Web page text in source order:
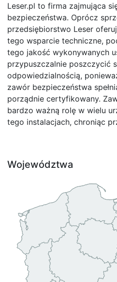
Leser.pl to firma zajmująca
bezpieczeństwa. Oprócz
przedsiębiorstwo Leser
tego wsparcie techniczne,
tego jakość wykonywanych
przypuszczalnie poszczycić
odpowiedzialnością,
zawór bezpieczeństwa
porządnie certyfikowany.
bardzo ważną rolę w wielu
tego instalacjach, chroniąc
Województwa